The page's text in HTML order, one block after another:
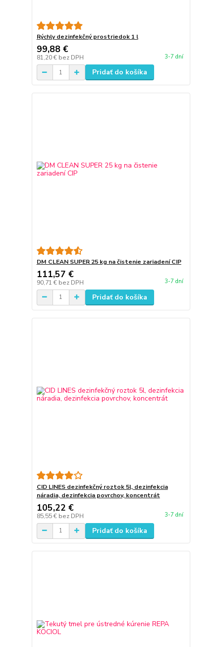
Rýchly dezinfekčný prostriedok 1 l
99,88 €
81,20 € bez DPH 3-7 dní
Pridať do košíka
DM CLEAN SUPER 25 kg na čistenie zariadení CIP
111,57 €
90,71 € bez DPH 3-7 dní
Pridať do košíka
CID LINES dezinfekčný roztok 5l, dezinfekcia
náradia, dezinfekcia povrchov, koncentrát
105,22 €
85,55 € bez DPH 3-7 dní
Pridať do košíka